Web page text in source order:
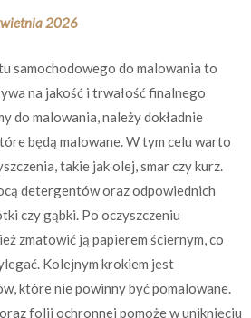
2026
samochodowego do malowania to
na jakość i trwałość finalnego
do malowania, należy dokładnie
będą malowane. W tym celu warto
takie jak olej, smar czy kurz.
detergentów oraz odpowiednich
czy gąbki. Po oczyszczeniu
zmatowić ją papierem ściernym, co
Kolejnym krokiem jest
które nie powinny być pomalowane.
folii ochronnej pomoże w uniknięciu